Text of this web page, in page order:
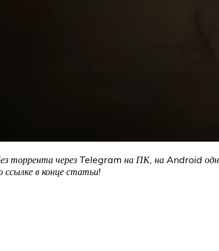
через Telegram на ПК, на Android
в конце статьи!